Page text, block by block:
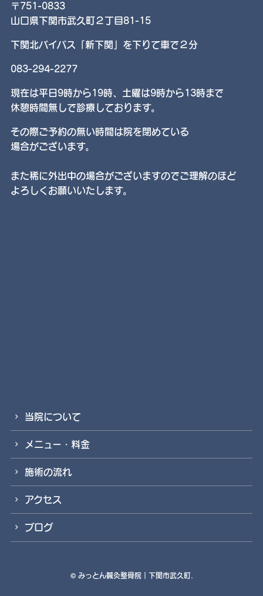
〒751-0833
山口県下関市武久町２丁目81-15
下関北バイパス「新下関」を下りて車で２分
083-294-2277
現在は平日9時から19時、土曜は9時から13時まで
休憩時間無しで診療しております。
その際ご予約の無い時間は院を閉めている
場合がございます。
また稀に外出中の場合がございますのでご理解のほど
よろしくお願いいたします。
当院について
メニュー・料金
施術の流れ
アクセス
ブログ
©みっとん鍼灸整骨院｜下関市武久町.